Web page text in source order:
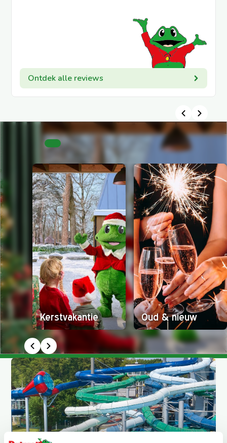
Ontdek alle reviews
Kerstvakantie Oud & nieuw